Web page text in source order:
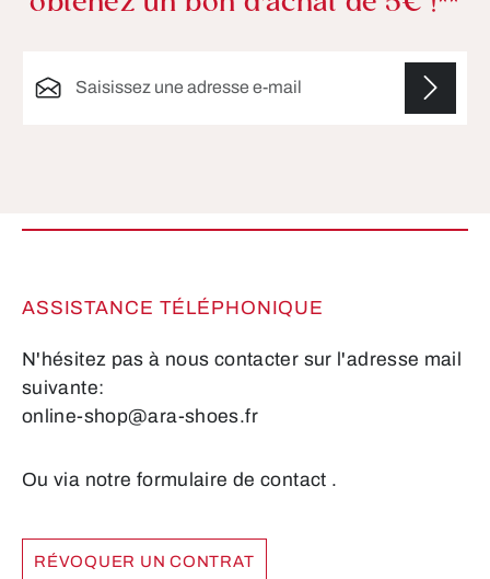
obligatoires.
ASSISTANCE TÉLÉPHONIQUE
N'hésitez pas à nous contacter sur l'adresse mail
suivante:
online-shop@ara-shoes.fr
Ou via notre formulaire de contact .
RÉVOQUER UN CONTRAT